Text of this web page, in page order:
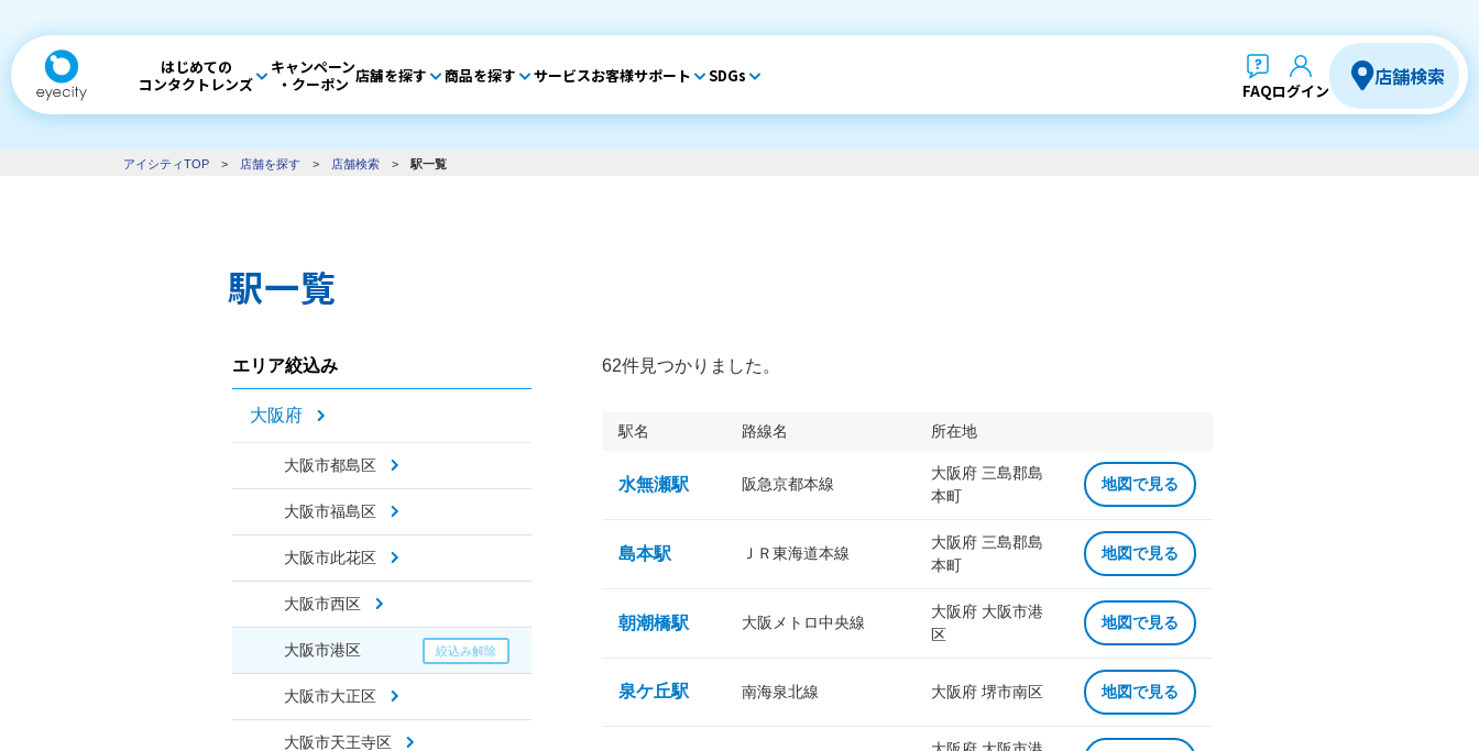
はじめての
コンタクトレンズ
キャンペーン
・クーポン 店舗を探す 商品を探す サービスお客様サポート SDGs
FAQログイン
店舗検索
アイシティTOP > 店舗を探す > 店舗検索 > 駅一覧
駅一覧
エリア絞込み
大阪府
大阪市都島区
大阪市福島区
大阪市此花区
大阪市西区
大阪市港区
大阪市大正区
大阪市天王寺区
62件見つかりました。
駅名 路線名 所在地
水無瀬駅 阪急京都本線
大阪府 三島郡島
本町
地図で見る
島本駅 ＪＲ東海道本線
大阪府 三島郡島
本町
地図で見る
朝潮橋駅 大阪メトロ中央線
大阪府 大阪市港
区
地図で見る
泉ケ丘駅 南海泉北線 大阪府 堺市南区 地図で見る